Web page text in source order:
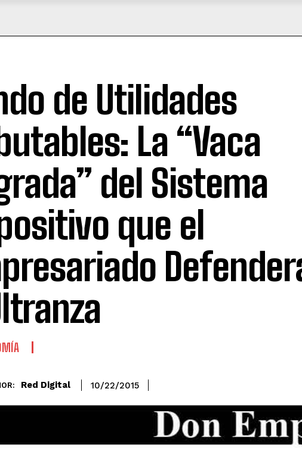
de Utilidades
La “Vaca
del Sistema
que el
Red Digital 10/22/2015